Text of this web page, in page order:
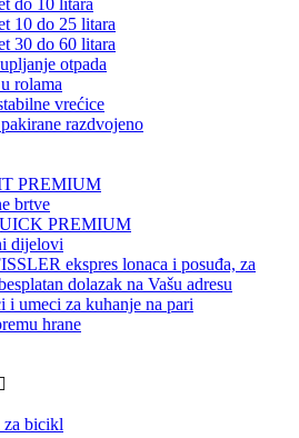
do 10 litara
10 do 25 litara
30 do 60 litara
otpada
rolama
vrećice
razdvojeno
PREMIUM
brtve
PREMIUM
dijelovi
ekspres lonaca i posuđa, za
dolazak na Vašu adresu
i umeci za kuhanje na pari
hrane
za bicikl